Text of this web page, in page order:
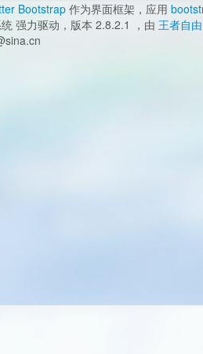
Bootstrap作为界面框架，应用
强力驱动，版本 2.8.2.1 ，由 王者自由